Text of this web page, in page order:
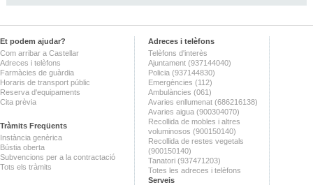
Et podem ajudar?
Com arribar a Castellar
Adreces i telèfons
Farmàcies de guàrdia
Horaris de transport públic
Reserva d'equipaments
Cita prèvia
Tràmits Freqüents
Instància genèrica
Bústia oberta
Subvencions per a la contractació
Tots els tràmits
Adreces i telèfons
Telèfons d'interès
Ajuntament (937144040)
Policia (937144830)
Emergències (112)
Ambulàncies (061)
Avaries enllumenat (686216138)
Avaries aigua (900304070)
Recollida de mobles i altres
voluminosos (900150140)
Recollida de restes vegetals
(900150140)
Tanatori (937471203)
Totes les adreces i telèfons
Serveis